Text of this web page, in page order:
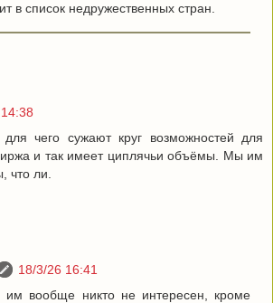
в список недружественных стран.
чего сужают круг возможностей для
и так имеет циплячьи объёмы. Мы им
что ли.
18/3/26 16:41
им вообще никто не интересен, кроме